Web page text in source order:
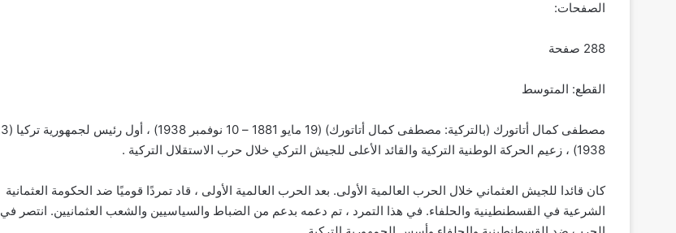
الصفحات:
288 صفحة
القطع: المتوسط
1938) ، زعيم الحركة الوطنية التركية والقائد الأعلى للجيش التركي خلال حرب الاستقلال التركية .
كان قائدا للجيش العثماني خلال الحرب العالمية الأولى. بعد الحرب العالمية الأولى ، قاد تمردًا قوميًا ضد الحكومة العثمانية
الشرعية في القسطنطينية والحلفاء. في هذا التمرد ، تم دعمه بدعم من الضباط والسياسيين والشعب العثمانيين. انتصر في